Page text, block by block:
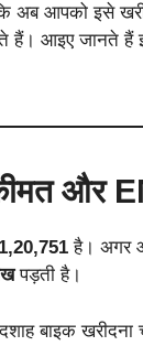
कि अब आपको इसे
आइए जानते हैं
और
है। अगर
पड़ती है।
बाइक